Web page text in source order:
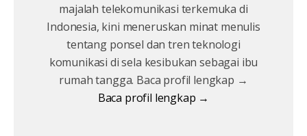
majalah telekomunikasi terkemuka di
Indonesia, kini meneruskan minat menulis
tentang ponsel dan tren teknologi
komunikasi di sela kesibukan sebagai ibu
rumah tangga. Baca profil lengkap →
Baca profil lengkap →